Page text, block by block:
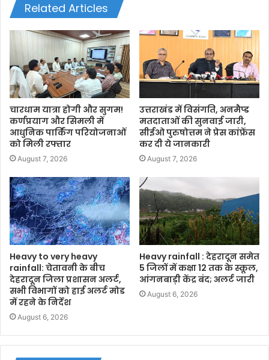
Related Articles
चारधाम यात्रा होगी और सुगम!
कर्णप्रयाग और सिमली में
आधुनिक पार्किंग परियोजनाओं
को मिली रफ्तार
August 7, 2026
उत्तराखंड में विसंगति, अनमैप्ड
मतदाताओं की सुनवाई जारी,
सीईओ पुरुषोत्तम ने प्रेस कांफ्रेंस
कर दी ये जानकारी
August 7, 2026
Heavy to very heavy
rainfall: चेतावनी के बीच
देहरादून जिला प्रशासन अलर्ट,
सभी विभागों को हाई अलर्ट मोड
में रहने के निर्देश
August 6, 2026
Heavy rainfall : देहरादून समेत
5 जिलों में कक्षा 12 तक के स्कूल,
आंगनबाड़ी केंद्र बंद; अलर्ट जारी
August 6, 2026